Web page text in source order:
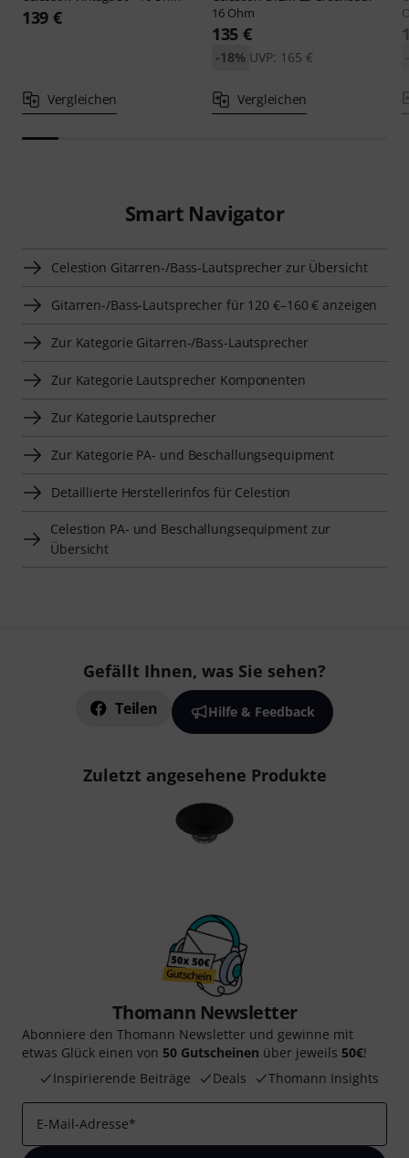
139 €
Vergleichen
16 Ohm
135 €
UVP: 165 €
-18%
Vergleichen
Smart Navigator
Celestion Gitarren-/Bass-Lautsprecher zur Übersicht
Gitarren-/Bass-Lautsprecher für 120 €–160 € anzeigen
Zur Kategorie Gitarren-/Bass-Lautsprecher
Zur Kategorie Lautsprecher Komponenten
Zur Kategorie Lautsprecher
Zur Kategorie PA- und Beschallungsequipment
Detaillierte Herstellerinfos für Celestion
Celestion PA- und Beschallungsequipment zur
Übersicht
Gefällt Ihnen, was Sie sehen?
Teilen Hilfe & Feedback
Zuletzt angesehene Produkte
Thomann Newsletter
Abonniere den Thomann Newsletter und gewinne mit
etwas Glück einen von 50 Gutscheinen über jeweils 50€!
Inspirierende Beiträge
Deals Thomann Insights
E-Mail-Adresse*